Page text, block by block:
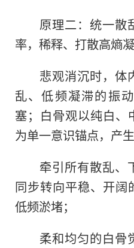
原理二：统一散
率，稀释、打散高熵
悲观消沉时，体
乱、低频凝滞的振
塞；白骨观以纯白、
为单一意识锚点，产
牵引所有散乱、
同步转向平稳、开阔
低频淤堵；
柔和均匀的白骨